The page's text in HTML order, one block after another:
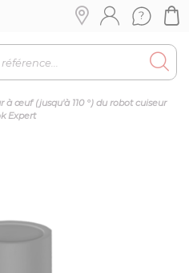
à œuf (jusqu'à 110 °) du robot cuiseur
Expert